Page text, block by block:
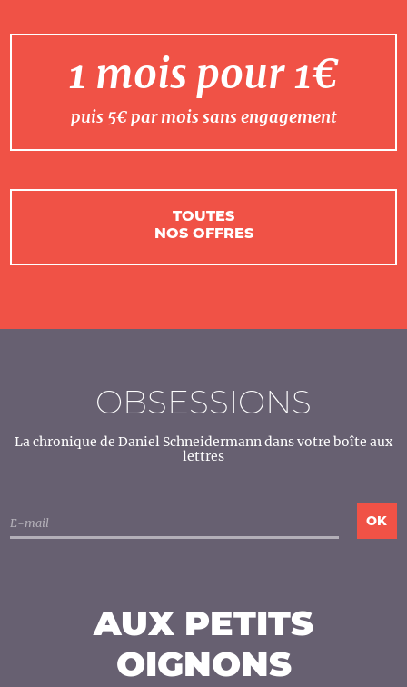
1 mois pour 1€
puis 5€ par mois sans engagement
TOUTES
NOS OFFRES
OBSESSIONS
La chronique de Daniel Schneidermann dans votre boîte aux
lettres
AUX PETITS
OIGNONS